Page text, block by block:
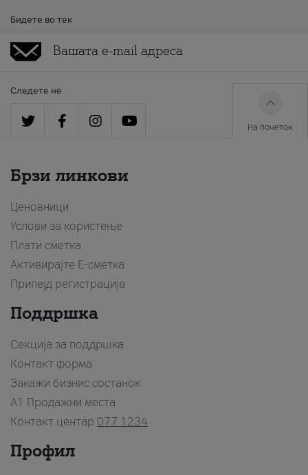
Бидете во тек
Следете нè
На почеток
Брзи линкови
Ценовници
Услови за користење
Плати сметка
Активирајте Е-сметка
Припејд регистрација
Поддршка
Секција за поддршка
Контакт форма
Закажи бизнис состанок
A1 Продажни места
Контакт центар 077 1234
Профил